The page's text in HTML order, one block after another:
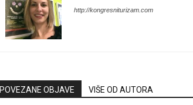
http://kongresniturizam.com
POVEZANE OBJAVE VIŠE OD AUTORA